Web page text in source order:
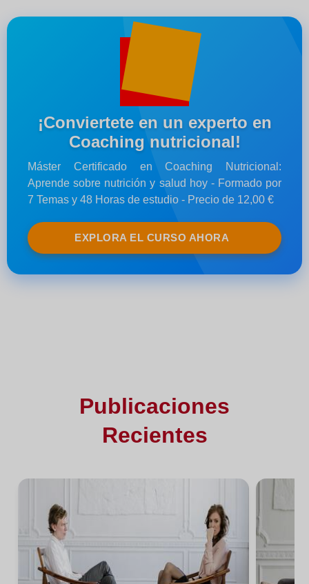
¡Conviertete en un experto en
Coaching nutricional!
Máster Certificado en Coaching Nutricional:
Aprende sobre nutrición y salud hoy - Formado por
7 Temas y 48 Horas de estudio - Precio de 12,00 €
EXPLORA EL CURSO AHORA
Publicaciones
Recientes